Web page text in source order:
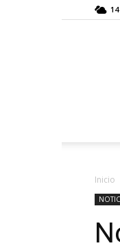
14
Inicio